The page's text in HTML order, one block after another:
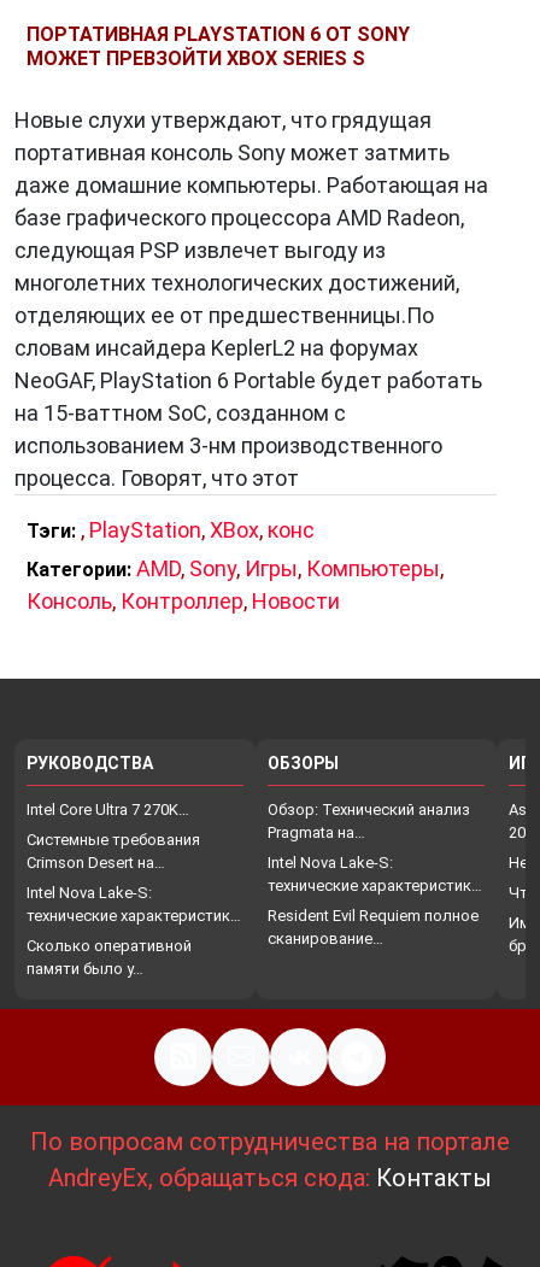
ПОРТАТИВНАЯ PLAYSTATION 6 ОТ SONY
МОЖЕТ ПРЕВЗОЙТИ XBOX SERIES S
Новые слухи утверждают, что грядущая
портативная консоль Sony может затмить
даже домашние компьютеры. Работающая на
базе графического процессора AMD Radeon,
следующая PSP извлечет выгоду из
многолетних технологических достижений,
отделяющих ее от предшественницы.По
словам инсайдера KeplerL2 на форумах
NeoGAF, PlayStation 6 Portable будет работать
на 15-ваттном SoC, созданном с
использованием 3-нм производственного
процесса. Говорят, что этот
Тэги: , PlayStation,XBox, конс
Категории: AMD, Sony, Игры, Компьютеры,
Консоль, Контроллер, Новости
РУКОВОДСТВА
Intel Core Ultra 7 270K…
Системные требования
Crimson Desert на…
Intel Nova Lake-S:
технические характеристики,
…
Сколько оперативной
памяти было у…
ОБЗОРЫ
Обзор: Технический анализ
Pragmata на…
Intel Nova Lake-S:
технические характеристики,
…
Resident Evil Requiem полное
сканирование…
Что
По вопросам сотрудничества на портале
AndreyEx, обращаться сюда: Контакты